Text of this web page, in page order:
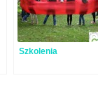
Szkolenia